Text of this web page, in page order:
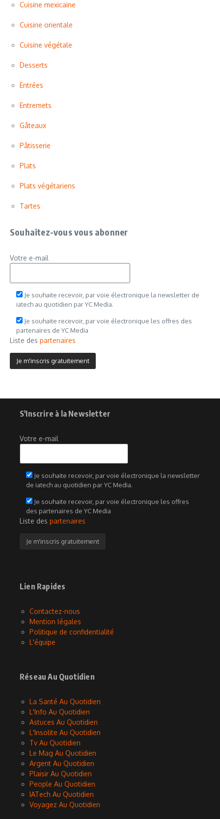
Cuisine mexicaine
Cuisine orientale
Cuisine végétale
Desserts
Entrées
Entremets
Gâteaux
Pâtisserie
Plats
Plats végétariens
Tartes
Souhaitez-vous vous abonner
Votre e-mail
Je souhaite recevoir, par voie électronique la newsletter de
iatech au quotidien par YC Media.
Je souhaite recevoir, par voie électronique les offres des
partenaires de YC Media
Liste des partenaires
S'Inscrire à la Newsletter
Votre e-mail
Je souhaite recevoir, par voie électronique la newsletter
de iatech au quotidien par YC Media.
Je souhaite recevoir, par voie électronique les offres
des partenaires de YC Media
Liste des partenaires
Lien Rapides
Contactez-nous
Mention légales
Politique de confidentialité
L'équipe
Réseau Au Quotidien
La Santé Au Quotidien
L'Info Au Quotidien
Astuces Au Quotidien
L'Insolite Au Quotidien
Tv Au Quotidien
Le Mag Au Quotidien
Argent Au Quotidien
Plaisir Au Quotidien
People Au Quotidien
IATech Au Quotidien
Voyagez Au Quotidien